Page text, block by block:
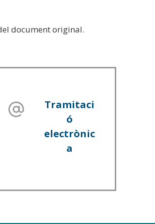
document original.
Tramitaci
ó
electrònic
a